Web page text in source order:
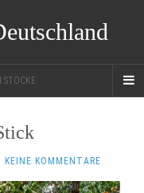
STÖCKE
KEINE KOMMENTARE